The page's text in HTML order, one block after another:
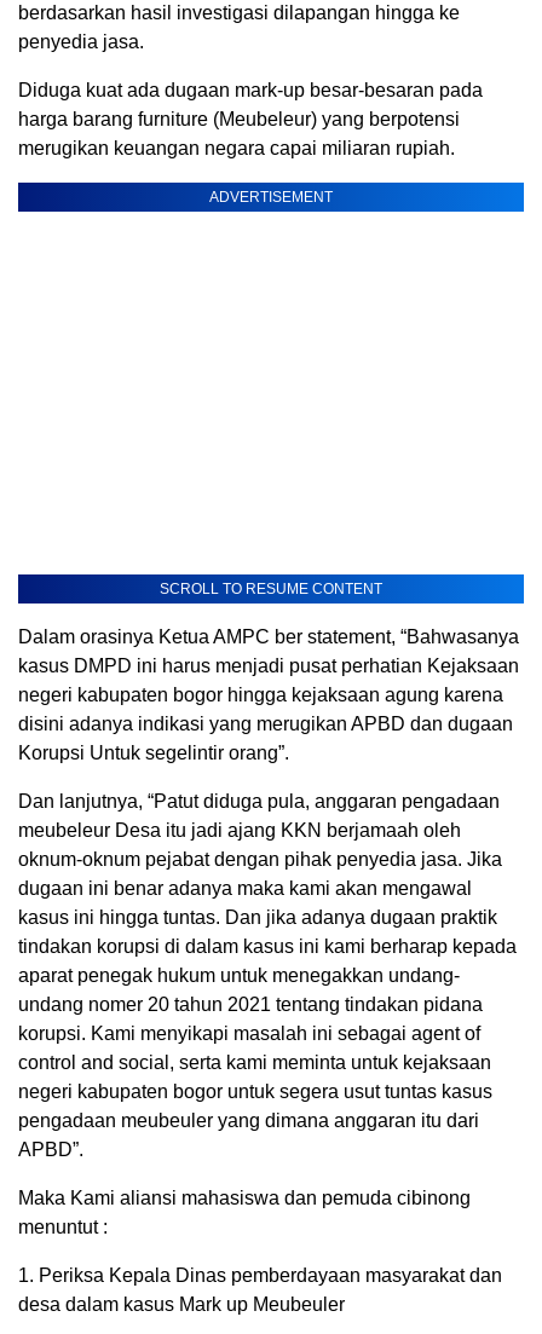
berdasarkan hasil investigasi dilapangan hingga ke
penyedia jasa.
Diduga kuat ada dugaan mark-up besar-besaran pada
harga barang furniture (Meubeleur) yang berpotensi
merugikan keuangan negara capai miliaran rupiah.
ADVERTISEMENT
SCROLL TO RESUME CONTENT
Dalam orasinya Ketua AMPC ber statement, “Bahwasanya
kasus DMPD ini harus menjadi pusat perhatian Kejaksaan
negeri kabupaten bogor hingga kejaksaan agung karena
disini adanya indikasi yang merugikan APBD dan dugaan
Korupsi Untuk segelintir orang”.
Dan lanjutnya, “Patut diduga pula, anggaran pengadaan
meubeleur Desa itu jadi ajang KKN berjamaah oleh
oknum-oknum pejabat dengan pihak penyedia jasa. Jika
dugaan ini benar adanya maka kami akan mengawal
kasus ini hingga tuntas. Dan jika adanya dugaan praktik
tindakan korupsi di dalam kasus ini kami berharap kepada
aparat penegak hukum untuk menegakkan undang-
undang nomer 20 tahun 2021 tentang tindakan pidana
korupsi. Kami menyikapi masalah ini sebagai agent of
control and social, serta kami meminta untuk kejaksaan
negeri kabupaten bogor untuk segera usut tuntas kasus
pengadaan meubeuler yang dimana anggaran itu dari
APBD”.
Maka Kami aliansi mahasiswa dan pemuda cibinong
menuntut :
1. Periksa Kepala Dinas pemberdayaan masyarakat dan
desa dalam kasus Mark up Meubeuler